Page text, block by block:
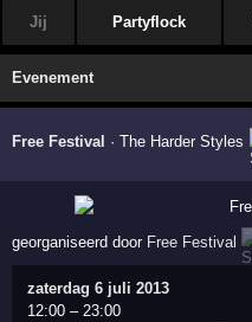
Jij Partyflock
Evenement
Free Festival ·The Harder Styles
georganiseerd door Free Festival
zaterdag 6 juli 2013
12:00 – 23:00